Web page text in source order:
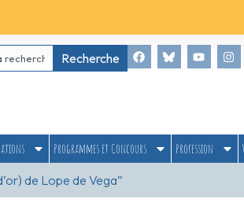
Recherche
Programmes et Concours Profession
de Lope de Vega”